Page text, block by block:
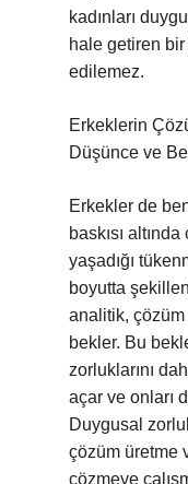
kadınları
hale getiren
edilemez.
Erkeklerin
Düşünce ve
Erkekler de
baskısı
yaşadığı
boyutta
analitik, çözüm
bekler. Bu
zorluklarını
açar ve onları
Duygusal
çözüm üretme
çözmeye